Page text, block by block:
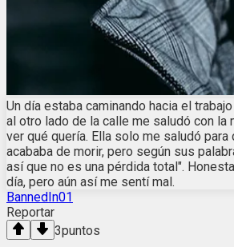
Un día estaba caminando hacia el
al otro lado de la calle me saludó con la
ver qué quería. Ella solo me saludó para
acababa de morir, pero según sus
así que no es una pérdida total".
día, pero aún así me sentí mal.
BannedIn01
Reportar
3puntos